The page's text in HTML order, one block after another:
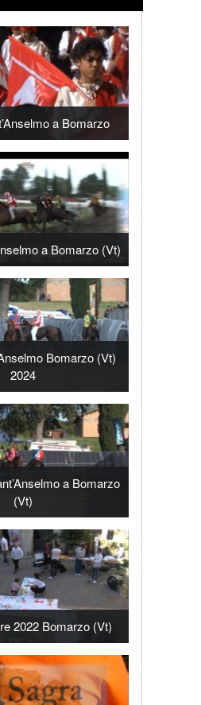
a Bomarzo
a Bomarzo (Vt)
Bomarzo (Vt)
2024
a Bomarzo
(Vt)
2022 Bomarzo (Vt)